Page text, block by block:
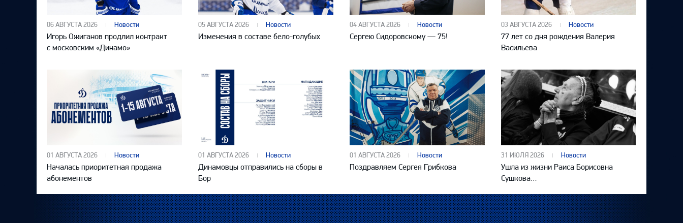
06 АВГУСТА 2026 Новости
Игорь Ожиганов продлил контракт
с московским «Динамо»
05 АВГУСТА 2026 Новости
Изменения в составе бело-голубых
04 АВГУСТА 2026 Новости
Сергею Сидоровскому — 75!
03 АВГУСТА 2026 Новости
77 лет со дня рождения Валерия
Васильева
01 АВГУСТА 2026 Новости
Началась приоритетная продажа
абонементов
01 АВГУСТА 2026 Новости
Динамовцы отправились на сборы в
Бор
01 АВГУСТА 2026 Новости
Поздравляем Сергея Грибкова
31 ИЮЛЯ 2026 Новости
Ушла из жизни Раиса Борисовна
Сушкова…